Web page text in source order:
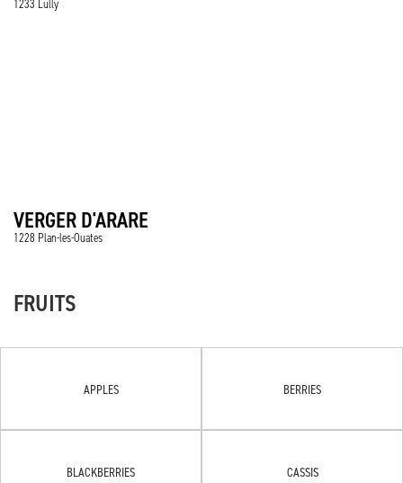
1233 Lully
VERGER D'ARARE
1228 Plan-les-Ouates
FRUITS
APPLES BERRIES
BLACKBERRIES CASSIS